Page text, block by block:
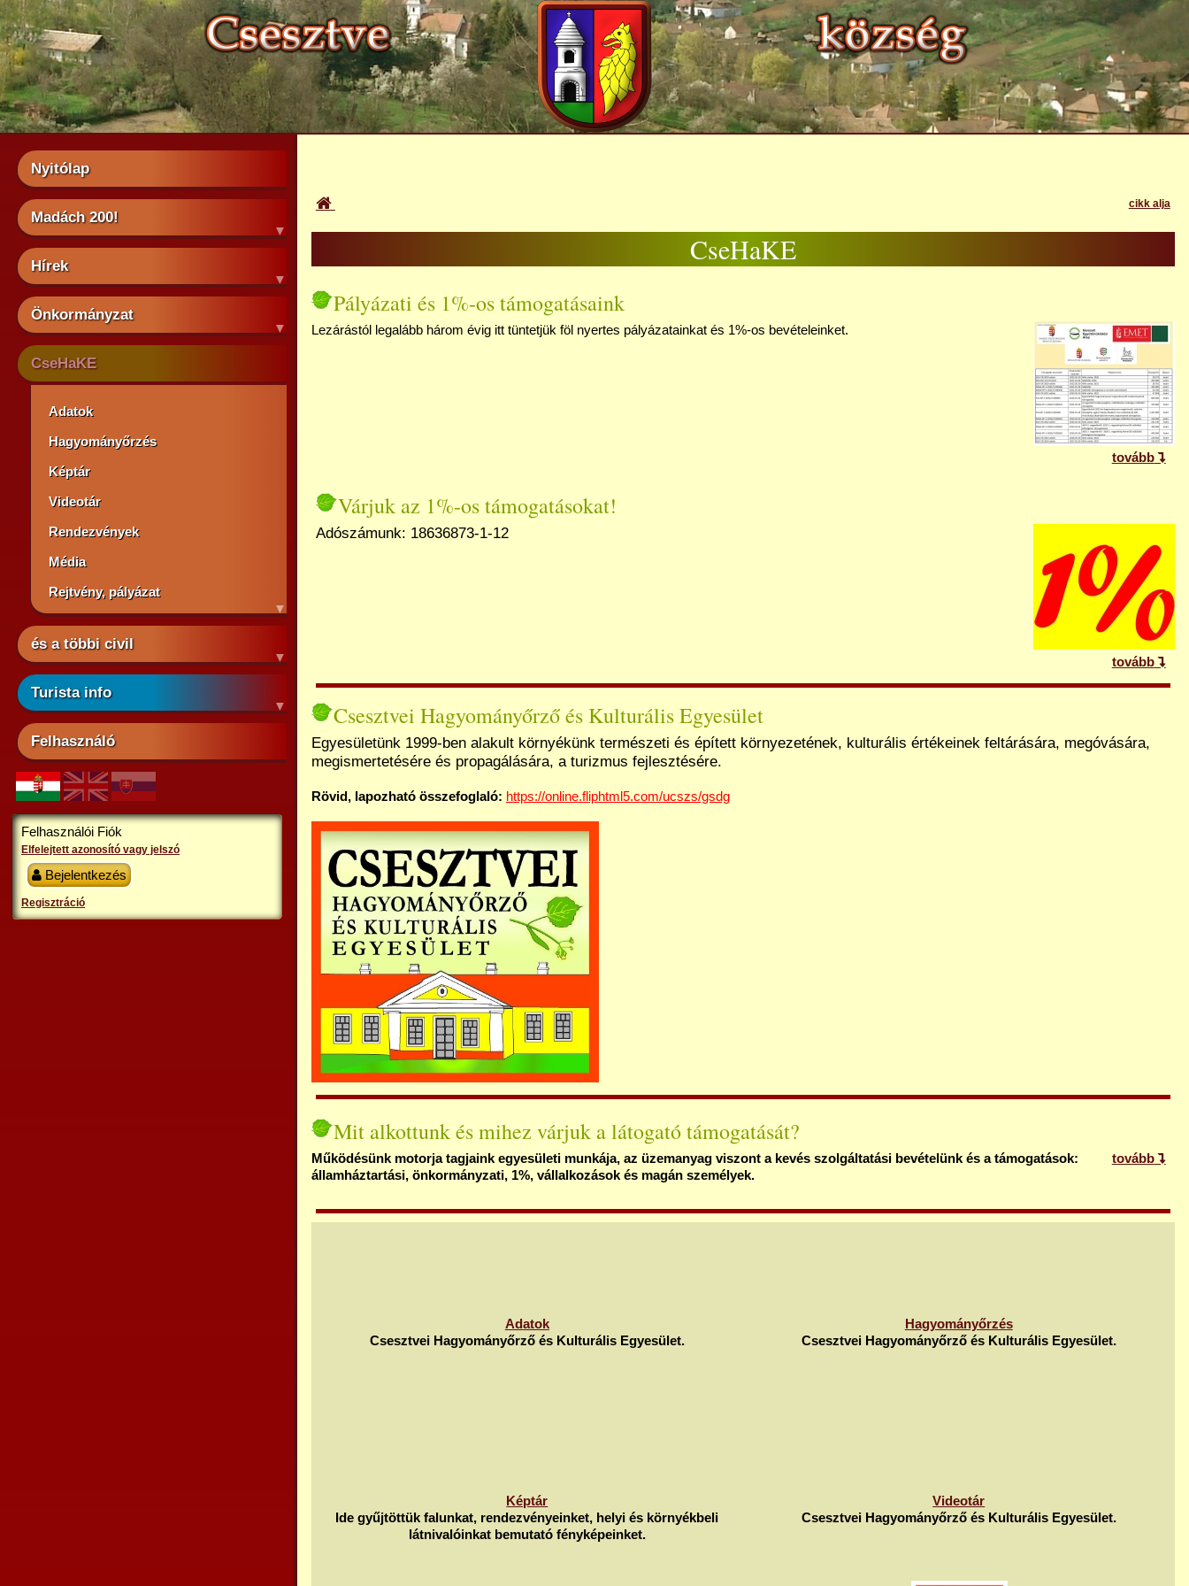
Nyitólap
Madách 200!
Hírek
Önkormányzat
CseHaKE
Adatok
Hagyományőrzés
Képtár
Videotár
Rendezvények
Média
Rejtvény, pályázat
és a többi civil
Turista info
Felhasználó
Felhasználói Fiók
Elfelejtett azonosító vagy jelszó
Bejelentkezés
Regisztráció
cikk alja
CseHaKE
Pályázati és 1%-os támogatásaink
tovább
Lezárástól legalább három évig itt tüntetjük föl nyertes pályázatainkat és 1%-os bevételeinket.
Várjuk az 1%-os támogatásokat!
tovább
Adószámunk: 18636873-1-12
Csesztvei Hagyományőrző és Kulturális Egyesület
Egyesületünk 1999-ben alakult környékünk természeti és épített környezetének, kulturális értékeinek feltárására, megóvására,
megismertetésére és propagálására, a turizmus fejlesztésére.
Rövid, lapozható összefoglaló: https://online.fliphtml5.com/ucszs/gsdg
Mit alkottunk és mihez várjuk a látogató támogatását?
tovább
Működésünk motorja tagjaink egyesületi munkája, az üzemanyag viszont a kevés szolgáltatási bevételünk és a támogatások:
államháztartási, önkormányzati, 1%, vállalkozások és magán személyek.
Adatok
Csesztvei Hagyományőrző és Kulturális Egyesület.
Hagyományőrzés
Csesztvei Hagyományőrző és Kulturális Egyesület.
Képtár
Ide gyűjtöttük falunkat, rendezvényeinket, helyi és környékbeli
látnivalóinkat bemutató fényképeinket.
Videotár
Csesztvei Hagyományőrző és Kulturális Egyesület.